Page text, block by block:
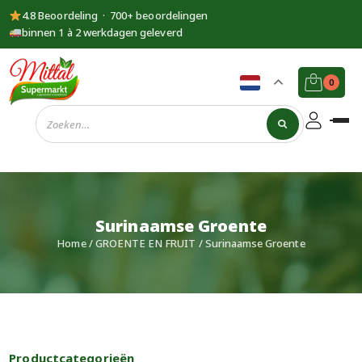
4.8 Beoordeling · 700+ beoordelingen
binnen 1 à 2 werkdagen geleverd
Supermarkt
Mittal
0
Surinaamse Groente
Home/GROENTE EN FRUIT / Surinaamse Groente
Productcategorieën